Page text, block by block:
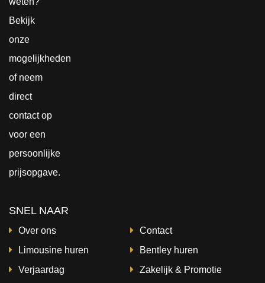
Bekijk
onze
mogelijkheden
of neem
direct
contactop
voor een
persoonlijke
prijsopgave.
SNEL NAAR
Over ons
Contact
Limousine huren
Bentley huren
Verjaardag
Zakelijk & Promotie